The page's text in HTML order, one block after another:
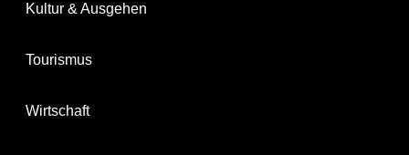
Kultur & Ausgehen
Tourismus
Wirtschaft